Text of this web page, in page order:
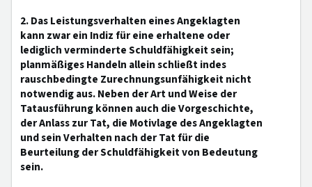
2. Das Leistungsverhalten eines Angeklagten
kann zwar ein Indiz für eine erhaltene oder
lediglich verminderte Schuldfähigkeit sein;
planmäßiges Handeln allein schließt indes
rauschbedingte Zurechnungsunfähigkeit nicht
notwendig aus. Neben der Art und Weise der
Tatausführung können auch die Vorgeschichte,
der Anlass zur Tat, die Motivlage des Angeklagten
und sein Verhalten nach der Tat für die
Beurteilung der Schuldfähigkeit von Bedeutung
sein.